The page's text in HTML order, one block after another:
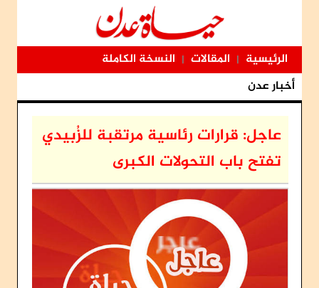
الرئيسية | المقالات | النسخة الكاملة
أخبار عدن
عاجل: قرارات رئاسية مرتقبة للزُبيدي
تفتح باب التحولات الكبرى